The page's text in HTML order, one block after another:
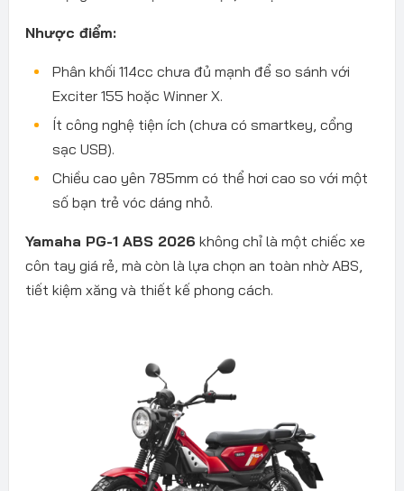
Nhược điểm:
Phân khối 114cc chưa đủ mạnh để so sánh với
Exciter 155 hoặc Winner X.
Ít công nghệ tiện ích (chưa có smartkey, cổng
sạc USB).
Chiều cao yên 785mm có thể hơi cao so với một
số bạn trẻ vóc dáng nhỏ.
Yamaha PG-1 ABS 2026 không chỉ là một chiếc xe
côn tay giá rẻ, mà còn là lựa chọn an toàn nhờ ABS,
tiết kiệm xăng và thiết kế phong cách.